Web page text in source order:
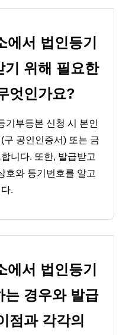
에서 법인등기
기 위해 필요한
엇인가요?
기부등본 신청 시 본인
구 공인인증서) 또는 금
니다. 또한, 발급받고
호와 등기번호를 알고
.
에서 법인등기
는 경우와 발급
점과 각각의